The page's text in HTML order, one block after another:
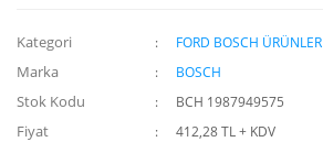
Kategori FORD BOSCH ÜRÜNLER
Marka BOSCH
Stok Kodu BCH 1987949575
Fiyat
412,28 TL + KDV